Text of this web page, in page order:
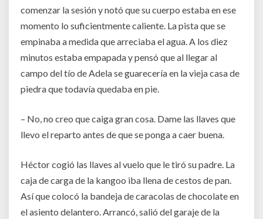
comenzar la sesión y notó que su cuerpo estaba en ese
momento lo suficientmente caliente. La pista que se
empinaba a medida que arreciaba el agua. A los diez
minutos estaba empapada y pensó que al llegar al
campo del tío de Adela se guarecería en la vieja casa de
piedra que todavía quedaba en pie.
– No, no creo que caiga gran cosa. Dame las llaves que
llevo el reparto antes de que se ponga a caer buena.
Héctor cogió las llaves al vuelo que le tiró su padre. La
caja de carga de la kangoo iba llena de cestos de pan.
Así que colocó la bandeja de caracolas de chocolate en
el asiento delantero. Arrancó, salió del garaje de la